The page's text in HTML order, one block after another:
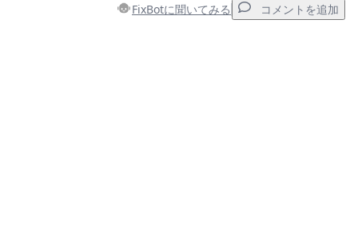
FixBotに聞いてみる コメントを追加